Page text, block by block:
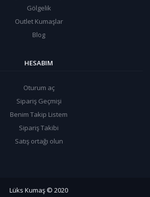
Gölgelik
Outlet Kumaşlar
Blog
HESABIM
Oturum aç
Sipariş Geçmişi
Benim Takip Listem
Sipariş Takibi
Satış ortağı olun
Lüks Kumaş © 2020